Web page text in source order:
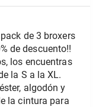
de 3 broxers
de descuento!!
los encuentras
la S a la XL.
algodón y
la cintura para